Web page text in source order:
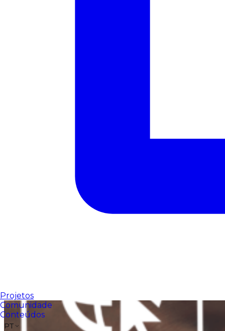
Projetos
Comunidade
Conteúdos
PT